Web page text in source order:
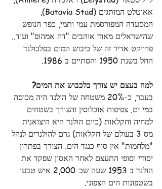
אאוטלט המותגים (Batavia Stad),
המסעדה המפורסמת עמי ותמי, כפר הנופש
שהישראלים מאוד אוהבים "דה אמהופ" ועוד..
פרויקט אדיר זה של כיבוש המים בפלבולנד
החל בשנת 1950 והסתיים ב 1986.
למה בעצם יש צורך בלכבוש את המים?
בעבר, כ-20% משטחה של הולנד היה מכוסה
במי ים. צפיפות אוכלוסין והצורך בשטחים
למחיה וחקלאות (כיום הולנד היא היצואנית
מס 3 בעולם של חקלאות) גרם להולנדים לנהל
"מלחמות" אין סוף כנגד הים. הצורך בפתרון
יסודי וסופי התעצם לאחר האסון שפקד את
הולנד ב 1953 שעה שכ-2,000 איש טבעו
בשטפונות הים הצפוני.